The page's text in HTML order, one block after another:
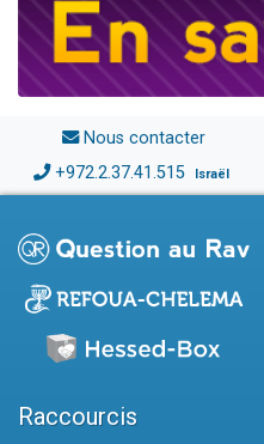
Nous contacter
+972.2.37.41.515 Israël
Raccourcis